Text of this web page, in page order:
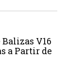
Balizas V16
a Partir de